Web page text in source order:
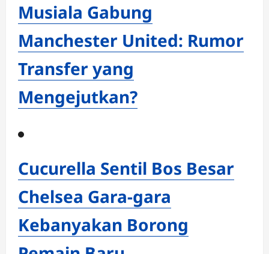
Musiala Gabung
Manchester United: Rumor
Transfer yang
Mengejutkan?
Cucurella Sentil Bos Besar
Chelsea Gara-gara
Kebanyakan Borong